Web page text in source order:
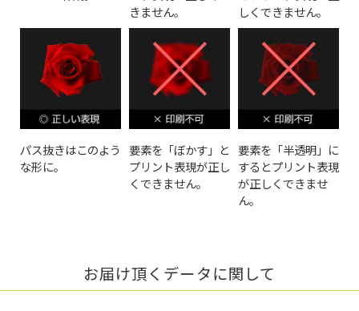
きません。
しくできません。
パス抜きはこのよう
な形に。
要素を「ぼかす」と
プリント表現が正し
くできません。
要素を「半透明」に
するとプリント表現
が正しくできませ
ん。
お届け頂くデータに関して